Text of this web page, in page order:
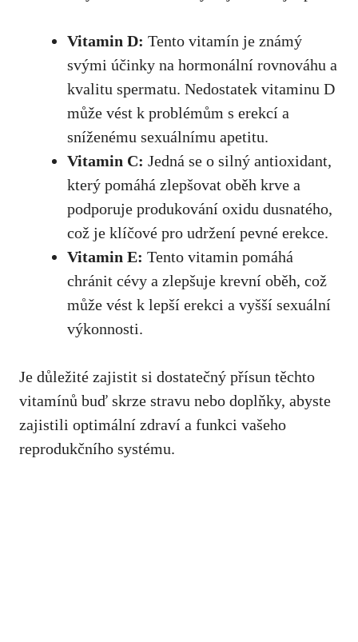
Vitamin D: Tento vitamín je známý
svými účinky na hormonální rovnováhu a
kvalitu spermatu. Nedostatek vitaminu D
může vést k problémům s erekcí a
sníženému sexuálnímu apetitu.
Vitamin C: Jedná se o silný antioxidant,
který pomáhá zlepšovat oběh krve a
podporuje produkování oxidu dusnatého,
což je klíčové pro udržení pevné erekce.
Vitamin E: Tento vitamin pomáhá
chránit cévy a zlepšuje krevní oběh, což
může vést k lepší erekci a vyšší sexuální
výkonnosti.
Je důležité zajistit si dostatečný přísun těchto
vitamínů buď skrze stravu nebo doplňky, abyste
zajistili optimální zdraví a funkci vašeho
reprodukčního systému.